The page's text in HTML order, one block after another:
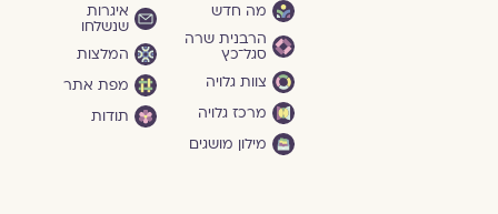
מה חדש
הרבנית שרה
סגל־כץ
צוות גלויה
מרכז גלויה
מילון מושגים
איגרות
שנשלחו
המלצות
מפת אתר
תודות